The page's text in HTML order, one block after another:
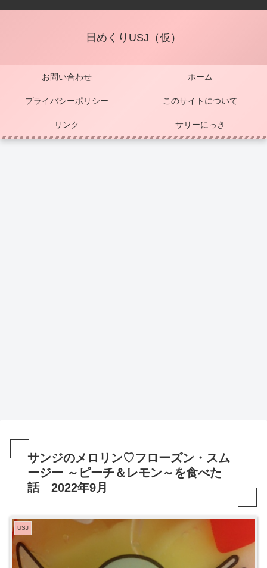
日めくりUSJ（仮）
お問い合わせ ホーム
プライバシーポリシー このサイトについて
リンク サリーにっき
サンジのメロリン♡フローズン・スム
ージー ～ピーチ＆レモン～を食べた
話 2022年9月
USJ